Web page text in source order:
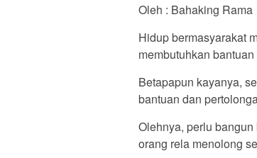
Oleh : Bahaking Rama
Hidup bermasyarakat
membutuhkan
Betapapun kayanya,
bantuan dan
Olehnya, perlu
orang rela menolong